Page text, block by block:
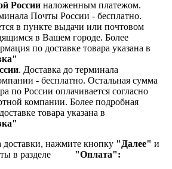
России наложенным платежом.
Почты России - бесплатно.
в пункте выдачи или почтовом
в Вашем городе. Более
по доставке товара указана в
. Доставка до терминала
- бесплатно. Остальная сумма
по России оплачивается согласно
компании. Более подробная
товара указана в
доставки, нажмите кнопку "Далее" и
в разделе "Оплата":